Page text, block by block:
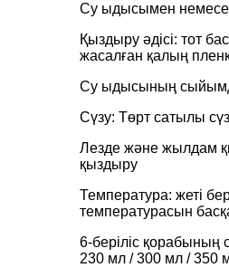
Су ыдысымен
Қыздыру әдісі: тот
жасалған қалың
Су ыдысының
Сүзу: Төрт сатылы
Лезде және жылдам
қыздыру
Температура: жеті
температурасын
6-беріліс
230 мл / 300 мл / 350